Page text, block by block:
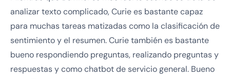
analizar texto complicado, Curie es bastante capaz
para muchas tareas matizadas como la clasificación de
sentimiento y el resumen. Curie también es bastante
bueno respondiendo preguntas, realizando preguntas y
respuestas y como chatbot de servicio general. Bueno